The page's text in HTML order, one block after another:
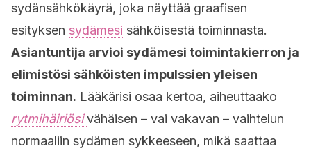
sydänsähkökäyrä, joka näyttää graafisen
esityksen sydämesi sähköisestä toiminnasta.
Asiantuntija arvioi sydämesi toimintakierron ja
elimistösi sähköisten impulssien yleisen
toiminnan. Lääkärisi osaa kertoa, aiheuttaako
rytmihäiriösi vähäisen – vai vakavan – vaihtelun
normaaliin sydämen sykkeeseen, mikä saattaa